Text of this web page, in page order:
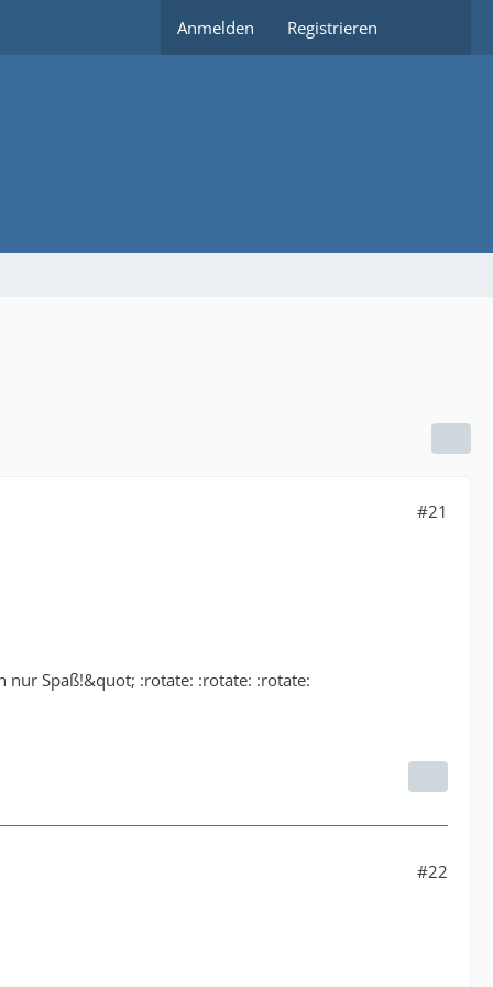
Anmelden Registrieren
#21
Spaß!&quot; :rotate: :rotate: :rotate:
#22